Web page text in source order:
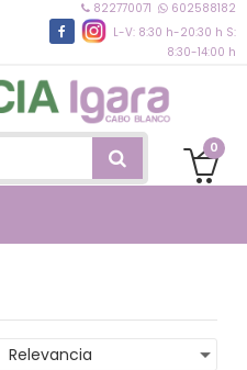
822770071
602588182
L-V: 8:30 h-20:30 h S:
8:30-14:00 h
0